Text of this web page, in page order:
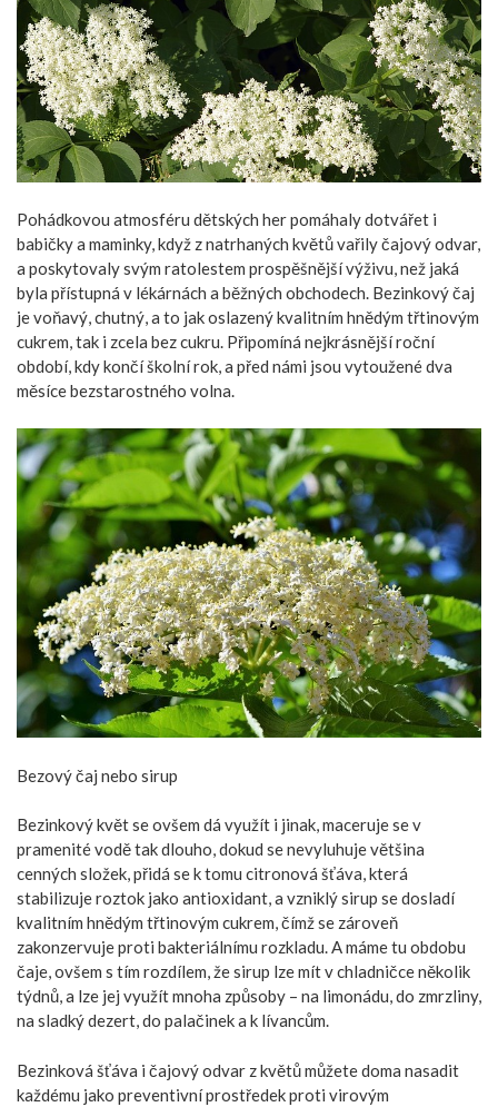
Pohádkovou atmosféru dětských her pomáhaly dotvářet i
babičky a maminky, když z natrhaných květů vařily čajový odvar,
a poskytovaly svým ratolestem prospěšnější výživu, než jaká
byla přístupná v lékárnách a běžných obchodech. Bezinkový čaj
je voňavý, chutný, a to jak oslazený kvalitním hnědým třtinovým
cukrem, tak i zcela bez cukru. Připomíná nejkrásnější roční
období, kdy končí školní rok, a před námi jsou vytoužené dva
měsíce bezstarostného volna.
Bezový čaj nebo sirup
Bezinkový květ se ovšem dá využít i jinak, maceruje se v
pramenité vodě tak dlouho, dokud se nevyluhuje většina
cenných složek, přidá se k tomu citronová šťáva, která
stabilizuje roztok jako antioxidant, a vzniklý sirup se dosladí
kvalitním hnědým třtinovým cukrem, čímž se zároveň
zakonzervuje proti bakteriálnímu rozkladu. A máme tu obdobu
čaje, ovšem s tím rozdílem, že sirup lze mít v chladničce několik
týdnů, a lze jej využít mnoha způsoby – na limonádu, do zmrzliny,
na sladký dezert, do palačinek a k lívancům.
Bezinková šťáva i čajový odvar z květů můžete doma nasadit
každému jako preventivní prostředek proti virovým